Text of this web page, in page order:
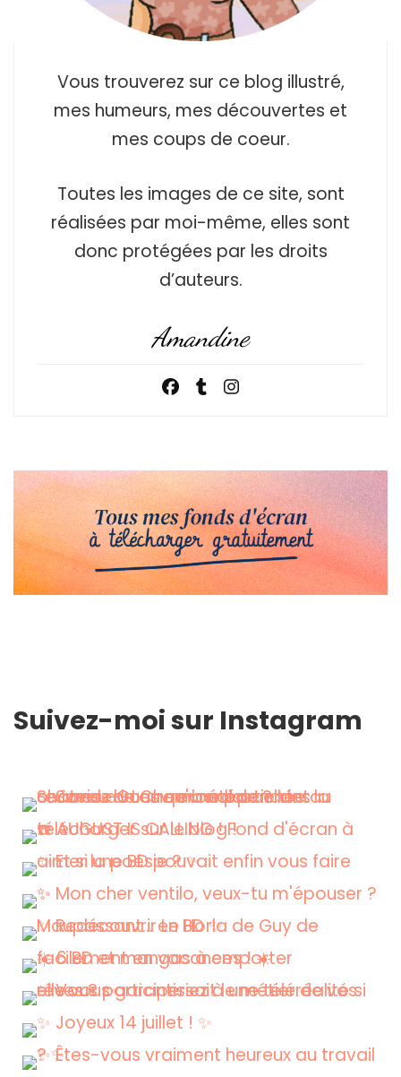
Vous trouverez sur ce blog illustré,
mes humeurs, mes découvertes et
mes coups de coeur.
Toutes les images de ce site, sont
réalisées par moi-même, elles sont
donc protégées par les droits
d’auteurs.
Amandine
Suivez-moi sur Instagram